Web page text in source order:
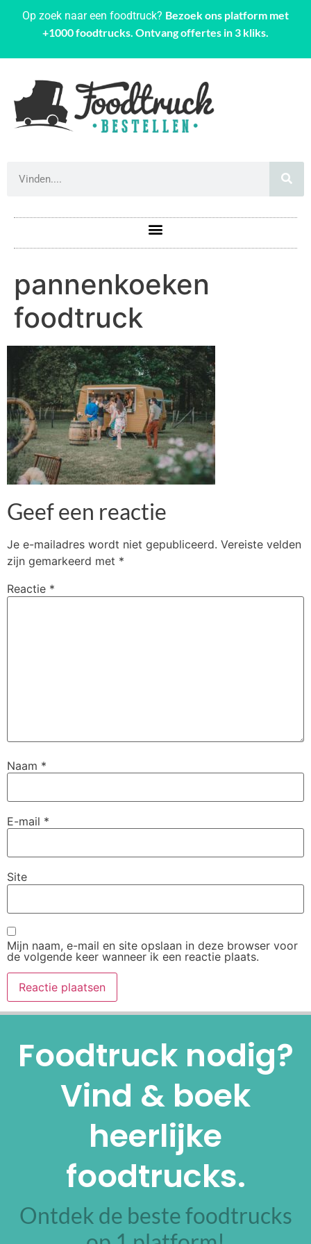
Op zoek naar een foodtruck? Bezoek ons platform met
+1000 foodtrucks. Ontvang offertes in 3 kliks.
pannenkoeken
foodtruck
Geef een reactie
Je e-mailadres wordt niet gepubliceerd. Vereiste velden
zijn gemarkeerd met *
Reactie *
Naam *
E-mail *
Site
Mijn naam, e-mail en site opslaan in deze browser voor
de volgende keer wanneer ik een reactie plaats.
Foodtruck nodig?
Vind & boek
heerlijke
foodtrucks.
Ontdek de beste foodtrucks